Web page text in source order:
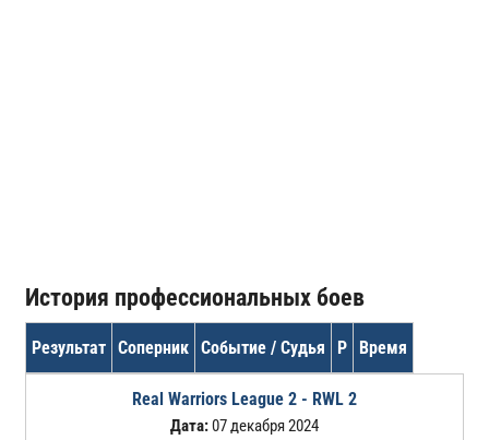
История профессиональных боев
Результат Соперник Событие / Судья Р Время
Real Warriors League 2 - RWL 2
Дата:07 декабря 2024